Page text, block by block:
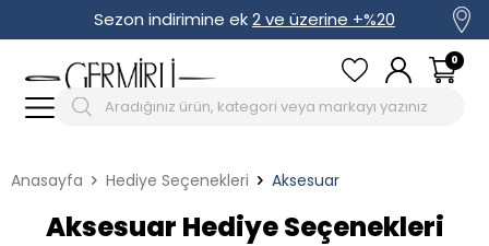
Sezon indirimine ek2 ve üzerine +%20
0
Anasayfa Hediye Seçenekleri Aksesuar
Aksesuar Hediye Seçenekleri